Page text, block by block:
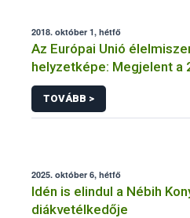
2018. október 1, hétfő
Az Európai Unió
helyzetképe: Megjelent a
jelentés
TOVÁBB >
2025. október 6, hétfő
Idén is elindul a Nébih
diákvetélkedője